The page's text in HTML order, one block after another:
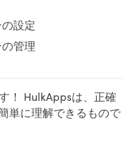
設定
管理
！ HulkAppsは、正確
単に理解できるもので